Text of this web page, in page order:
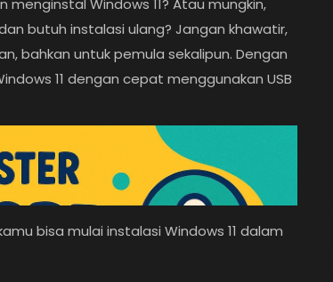
Windows 11? Atau mungkin,
butuh instalasi ulang? Jangan khawatir,
bahkan untuk pemula sekalipun. Dengan
11 dengan cepat menggunakan USB
bisa mulai instalasi Windows 11 dalam